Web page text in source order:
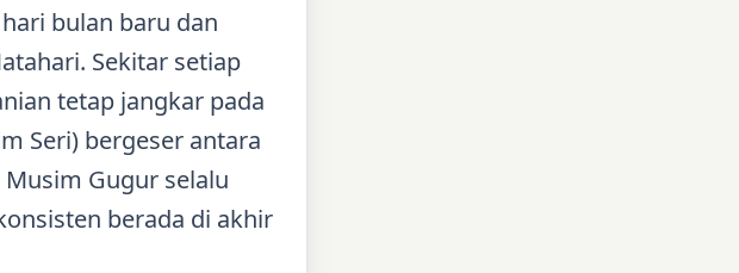
bulan baru dan
Sekitar setiap
tetap jangkar pada
Seri) bergeser antara
Gugur selalu
berada di akhir